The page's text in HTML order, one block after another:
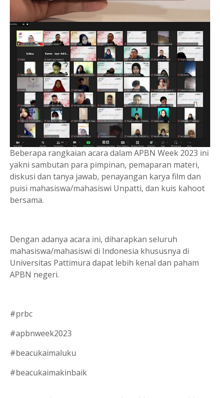
Beberapa rangkaian acara dalam APBN Week 2023 ini
yakni sambutan para pimpinan, pemaparan materi,
diskusi dan tanya jawab, penayangan karya film dan
puisi mahasiswa/mahasiswi Unpatti, dan kuis kahoot
bersama.
Dengan adanya acara ini, diharapkan seluruh
mahasiswa/mahasiswi di Indonesia khususnya di
Universitas Pattimura dapat lebih kenal dan paham
APBN negeri.
#prbc
#apbnweek2023
#beacukaimaluku
#beacukaimakinbaik